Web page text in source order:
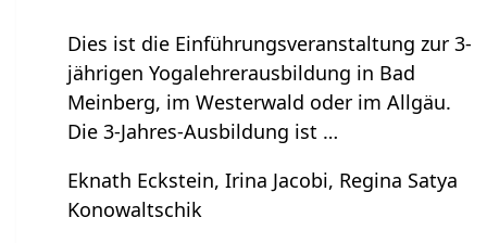
Dies ist die Einführungsveranstaltung zur 3-
jährigen Yogalehrerausbildung in Bad
Meinberg, im Westerwald oder im Allgäu.
Die 3-Jahres-Ausbildung ist …
Eknath Eckstein, Irina Jacobi, Regina Satya
Konowaltschik